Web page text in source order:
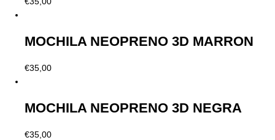
MOCHILA NEOPRENO 3D MARRON
€35,00
MOCHILA NEOPRENO 3D NEGRA
€35,00